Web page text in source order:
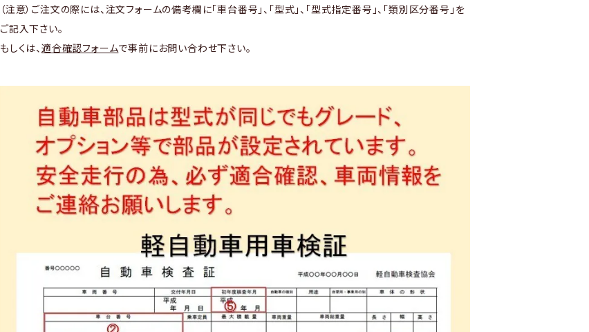
（注意）ご注文の際には、注文フォームの備考欄に「車台番号」、「型式」、「型式指定番号」、「類別区分番号」を
ご記入下さい。
もしくは、 適合確認フォームで事前にお問い合わせ下さい。